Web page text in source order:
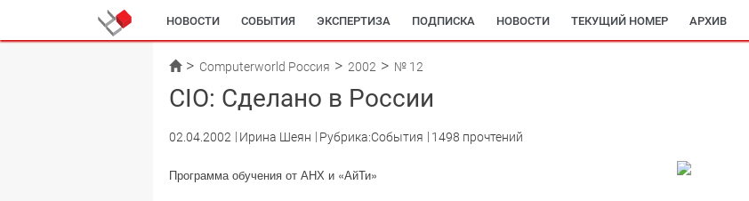
НОВОСТИ СОБЫТИЯ ЭКСПЕРТИЗА ПОДПИСКА НОВОСТИ ТЕКУЩИЙ НОМЕР АРХИВ
Computerworld Россия 2002 № 12
CIO: Сделано в России
02.04.2002 Ирина Шеян Рубрика:События 1498 прочтений
Программа обучения от АНХ и «АйТи»